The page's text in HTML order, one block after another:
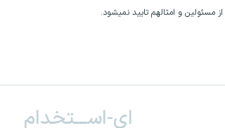
مسئولین و امثالهم تایید نمیشود.
ای-اســـتخدام